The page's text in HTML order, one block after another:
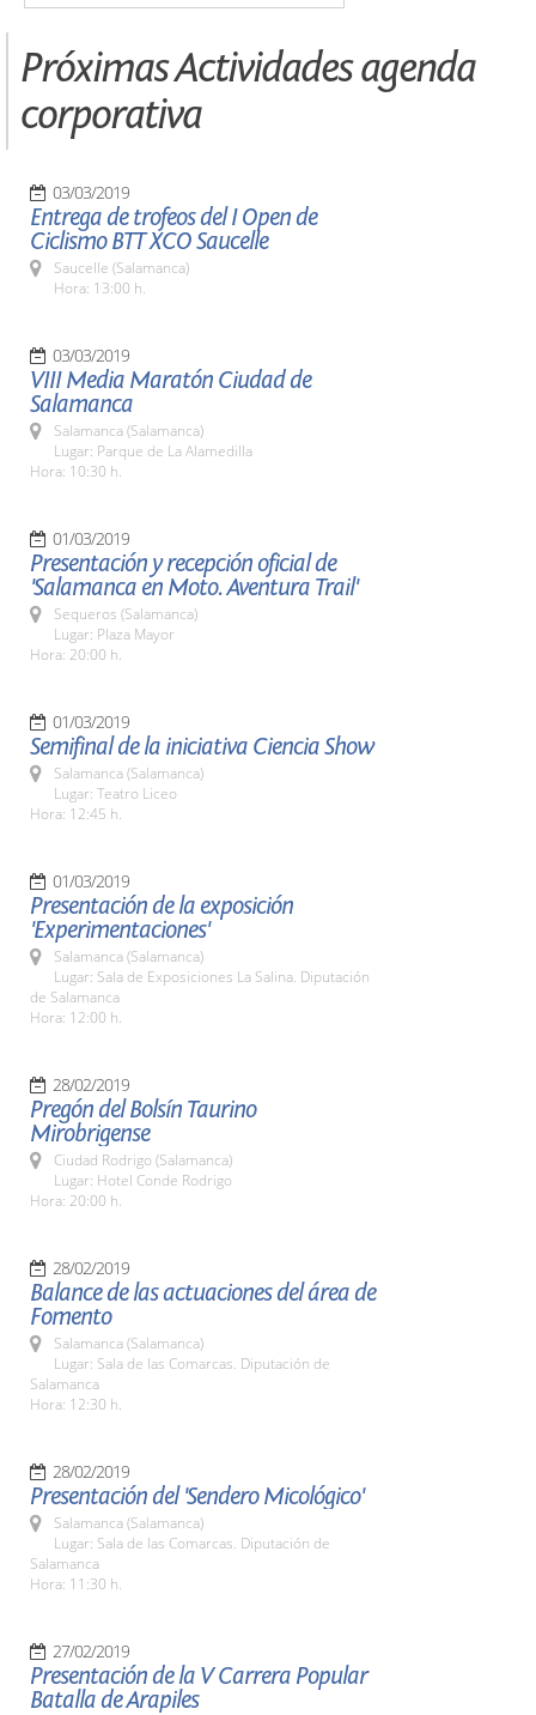
Próximas Actividades agenda
corporativa
03/03/2019
Entrega de trofeos del I Open de
Ciclismo BTT XCO Saucelle
Saucelle (Salamanca)
Hora: 13:00 h.
03/03/2019
VIII Media Maratón Ciudad de
Salamanca
Salamanca (Salamanca)
Lugar: Parque de La Alamedilla
Hora: 10:30 h.
01/03/2019
Presentación y recepción oficial de
'Salamanca en Moto. Aventura Trail'
Sequeros (Salamanca)
Lugar: Plaza Mayor
Hora: 20:00 h.
01/03/2019
Semifinal de la iniciativa Ciencia Show
Salamanca (Salamanca)
Lugar: Teatro Liceo
Hora: 12:45 h.
01/03/2019
Presentación de la exposición
'Experimentaciones'
Salamanca (Salamanca)
Lugar: Sala de Exposiciones La Salina. Diputación
de Salamanca
Hora: 12:00 h.
28/02/2019
Pregón del Bolsín Taurino
Mirobrigense
Ciudad Rodrigo (Salamanca)
Lugar: Hotel Conde Rodrigo
Hora: 20:00 h.
28/02/2019
Balance de las actuaciones del área de
Fomento
Salamanca (Salamanca)
Lugar: Sala de las Comarcas. Diputación de
Salamanca
Hora: 12:30 h.
28/02/2019
Presentación del 'Sendero Micológico'
Salamanca (Salamanca)
Lugar: Sala de las Comarcas. Diputación de
Salamanca
Hora: 11:30 h.
27/02/2019
Presentación de la V Carrera Popular
Batalla de Arapiles